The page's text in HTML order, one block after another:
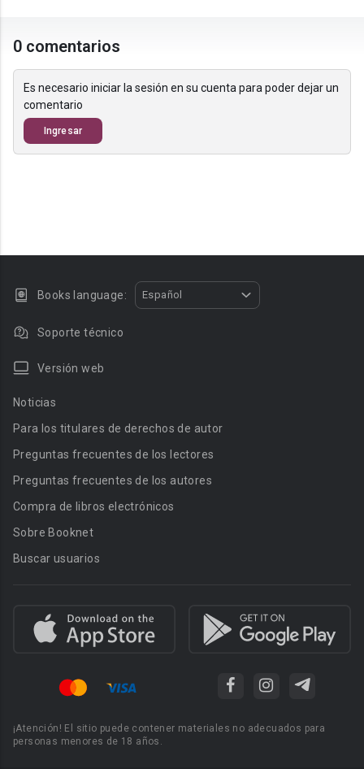
0 comentarios
Es necesario iniciar la sesión en su cuenta para poder dejar un
comentario
Ingresar
Books language: Español
Soporte técnico
Versión web
Noticias
Para los titulares de derechos de autor
Preguntas frecuentes de los lectores
Preguntas frecuentes de los autores
Compra de libros electrónicos
Sobre Booknet
Buscar usuarios
¡Atención! El sitio puede contener materiales no adecuados para
personas menores de 18 años.